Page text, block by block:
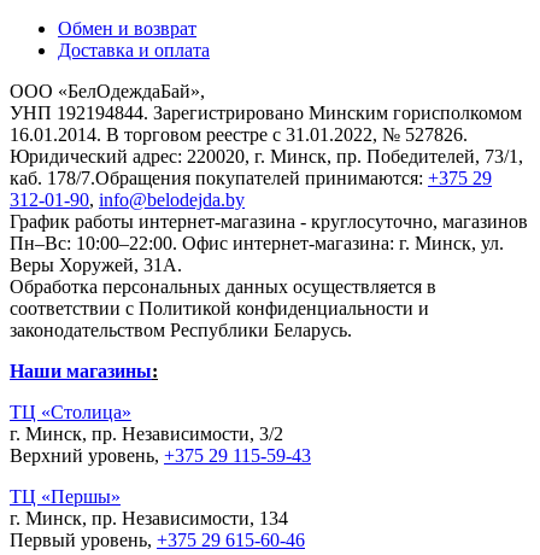
Обмен и возврат
Доставка и оплата
ООО «БелОдеждаБай»,
УНП 192194844. Зарегистрировано Минским горисполкомом
16.01.2014. В торговом реестре с 31.01.2022, № 527826.
Юридический адрес: 220020, г. Минск, пр. Победителей, 73/1,
каб. 178/7.Обращения покупателей принимаются: +375 29
312-01-90, info@belodejda.by
График работы интернет-магазина - круглосуточно, магазинов
Пн–Вс: 10:00–22:00. Офис интернет-магазина: г. Минск, ул.
Веры Хоружей, 31А.
Обработка персональных данных осуществляется в
соответствии с Политикой конфиденциальности и
законодательством Республики Беларусь.
Наши магазины:
ТЦ «Столица»
г. Минск, пр. Независимости, 3/2
Верхний уровень, +375 29 115-59-43
ТЦ «Першы»
г. Минск, пр. Независимости, 134
Первый уровень, +375 29 615-60-46